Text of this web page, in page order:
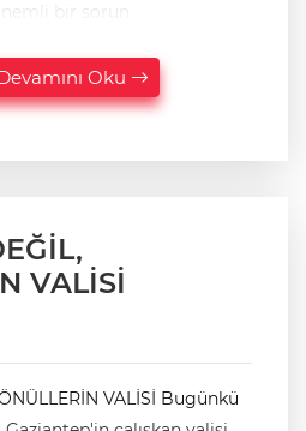
bir sorun
Oku
VALİSİ
VALİSİ Bugünkü